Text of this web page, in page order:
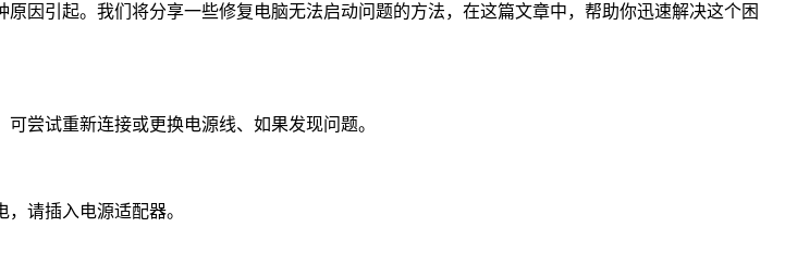
因引起。我们将分享一些修复电脑无法启动问题的方法，在这篇文章中，帮助你迅速解决这个困
尝试重新连接或更换电源线、如果发现问题。
请插入电源适配器。